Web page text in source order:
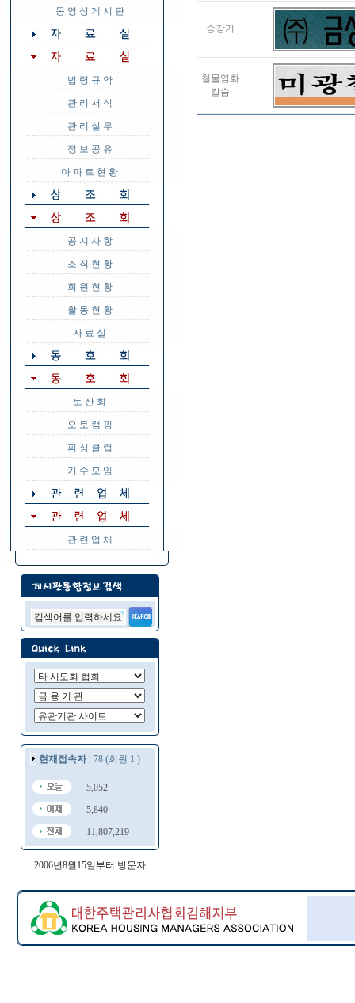
동 영 상 게 시 판
법 령 규 약
관 리 서 식
관 리 실 무
정 보 공 유
아 파 트 현 황
공 지 사 항
조 직 현 황
회 원 현 황
활 동 현 황
자 료 실
토 산 회
오 토 캠 핑
피 싱 클 럽
기 수 모 임
관 련 업 체
현재접속자: 78 (회원 1 )
5,052
5,840
11,807,219
2006년8월15일부터 방문자
승강기
철물염화
칼슘